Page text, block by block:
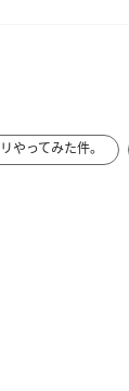
やってみた件。